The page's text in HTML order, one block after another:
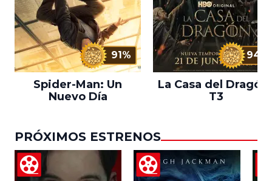
91%
Spider-Man: Un
Nuevo Día
94%
La Casa del Dragón
T3
PRÓXIMOS ESTRENOS